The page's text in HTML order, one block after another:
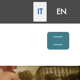
Seleziona la tua
IT EN
menu